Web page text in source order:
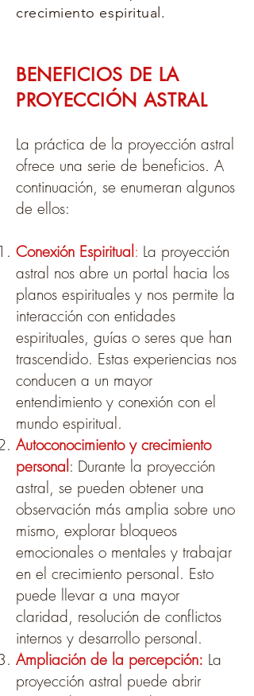
crecimiento espiritual.
BENEFICIOS DE LA
PROYECCIÓN ASTRAL
La práctica de la proyección astral
ofrece una serie de beneficios. A
continuación, se enumeran algunos
de ellos:
Conexión Espiritual: La proyección
astral nos abre un portal hacia los
planos espirituales y nos permite la
interacción con entidades
espirituales, guías o seres que han
trascendido. Estas experiencias nos
conducen a un mayor
entendimiento y conexión con el
mundo espiritual.
Autoconocimiento y crecimiento
personal: Durante la proyección
astral, se pueden obtener una
observación más amplia sobre uno
mismo, explorar bloqueos
emocionales o mentales y trabajar
en el crecimiento personal. Esto
puede llevar a una mayor
claridad, resolución de conflictos
internos y desarrollo personal.
Ampliación de la percepción: La
proyección astral puede abrir